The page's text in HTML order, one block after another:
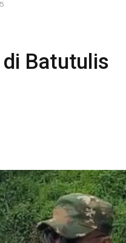
di Batutulis